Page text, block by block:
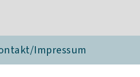
Impressum